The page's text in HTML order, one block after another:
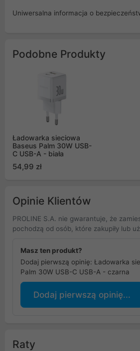
Uniwersalna informacja o
Podobne Produkty
Ładowarka sieciowa
Baseus Palm 30W USB-
C USB-A - biała
54,99 zł
Opinie Klientów
PROLINE S.A. nie gwarantuje, że
pochodzą od osób, które zakupiły lub
Masz ten produkt?
Dodaj pierwszą opinię: Ładowarka
Palm 30W USB-C USB-A - czarna
Dodaj pierwszą opinię...
Raty